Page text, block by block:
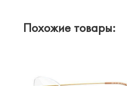
Похожие товары: